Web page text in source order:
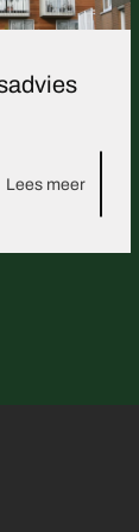
Lees meer